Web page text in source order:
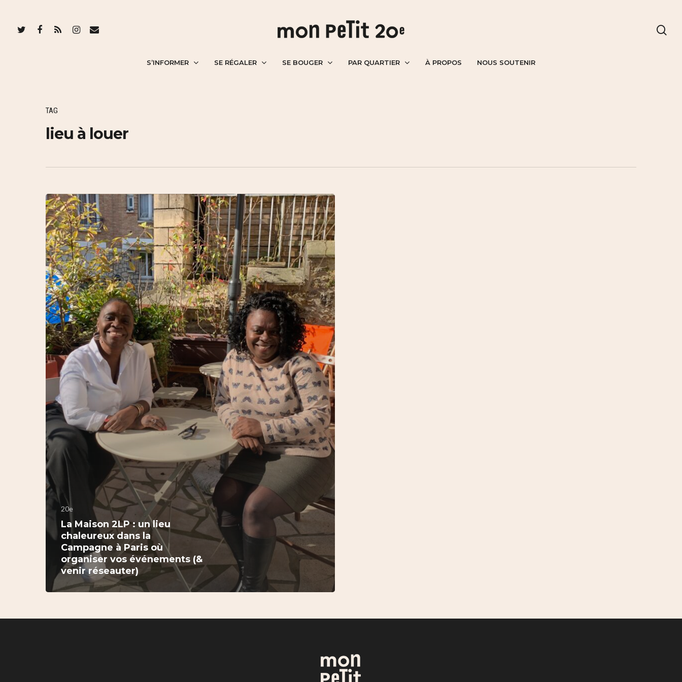
S’INFORMER SE RÉGALER SE BOUGER PAR QUARTIER À PROPOS NOUS SOUTENIR
TAG
lieu à louer
20e
La Maison 2LP : un lieu
chaleureux dans la
Campagne à Paris où
organiser vos événements (&
venir réseauter)